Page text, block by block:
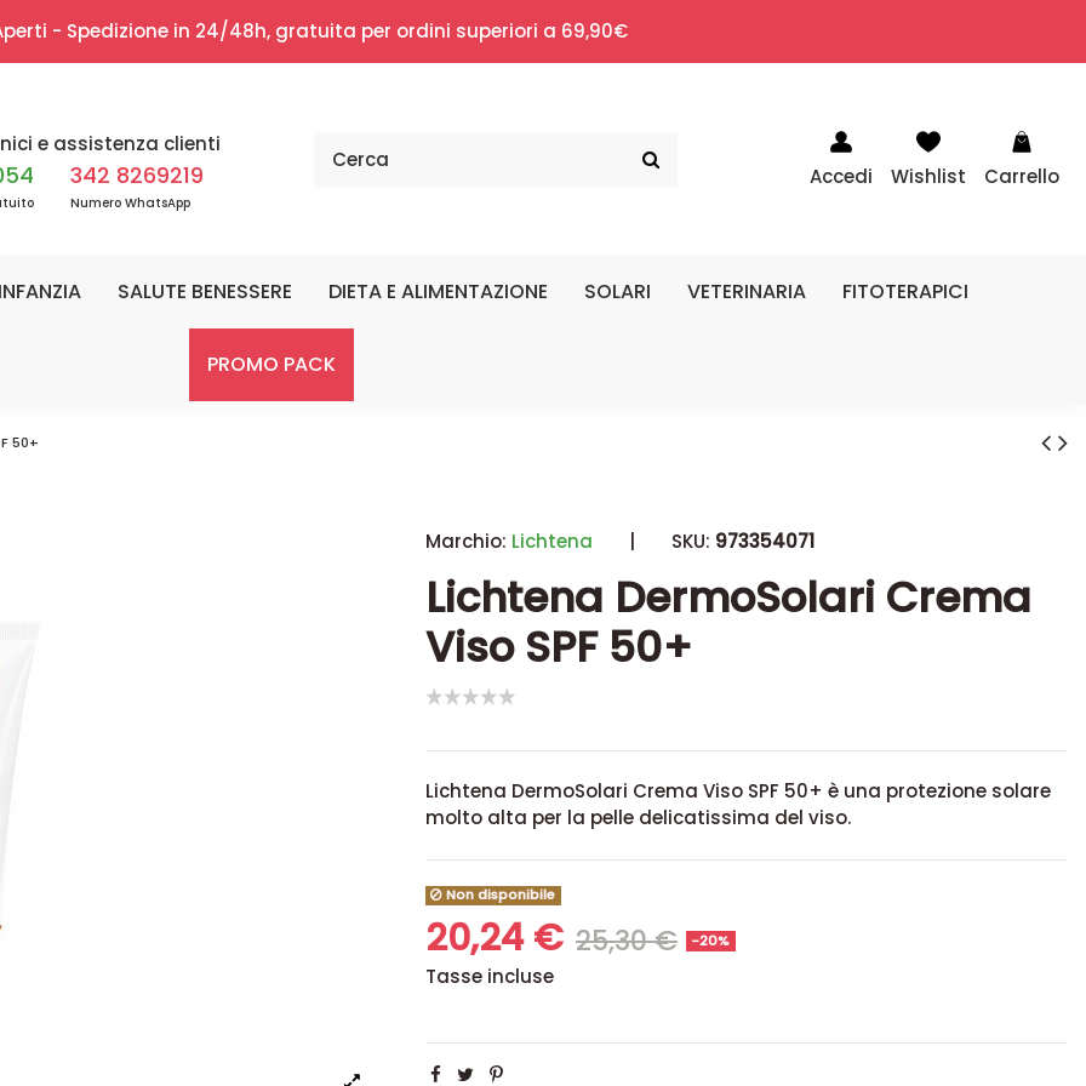
- Spedizione in 24/48h, gratuita per ordini superiori a 69,90€
e assistenza clienti
342 8269219
Numero WhatsApp
Accedi Wishlist Carrello
SALUTE BENESSERE DIETA E ALIMENTAZIONE SOLARI VETERINARIA FITOTERAPICI
PROMO PACK
50+
Marchio: Lichtena | SKU: 973354071
Lichtena DermoSolari Crema
Viso SPF 50+
Lichtena DermoSolari Crema Viso SPF 50+ è una protezione solare
molto alta per la pelle delicatissima del viso.
Non disponibile
20,24 € 25,30 € -20%
Tasse incluse